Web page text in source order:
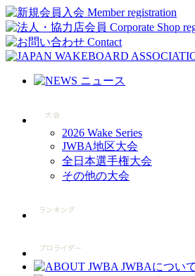
2026 Wake Series
JWBA地区大会
全日本選手権大会
その他の大会